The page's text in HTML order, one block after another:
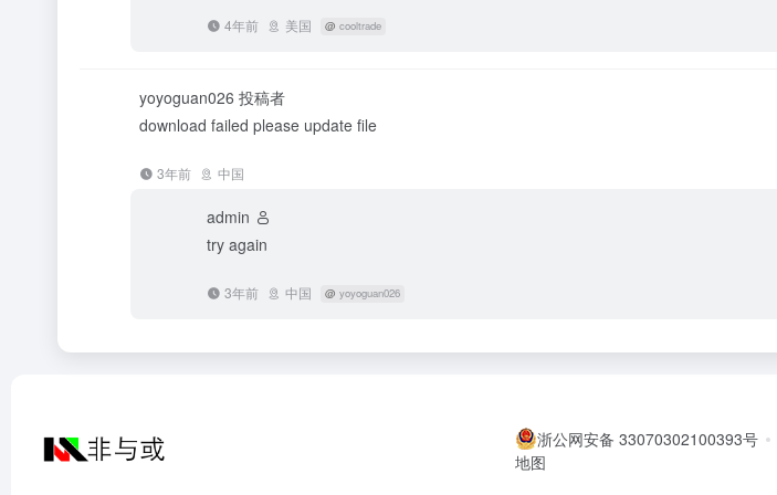
4年前 美国 @ cooltrade
yoyoguan026 投稿者
download failed please update file
3年前 中国
admin
try again
3年前 中国 @ yoyoguan026
浙公网安备 33070302100393号
地图